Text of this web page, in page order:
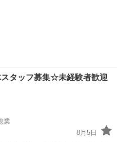
タッフ募集☆未経験者歓迎
業
8月5日